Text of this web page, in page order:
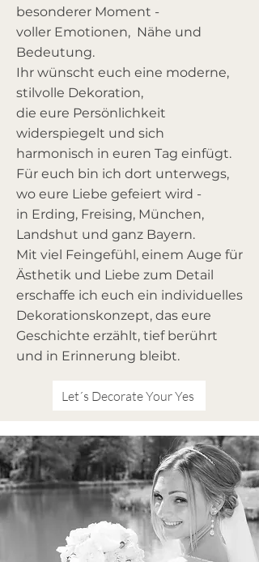
besonderer Moment -
voller Emotionen, Nähe und
Bedeutung.
Ihr wünscht euch eine moderne,
stilvolle Dekoration,
die eure Persönlichkeit
widerspiegelt und sich
harmonisch in euren Tag einfügt.
Für euch bin ich dort unterwegs,
wo eure Liebe gefeiert wird -
in Erding, Freising, München,
Landshut und ganz Bayern.
Mit viel Feingefühl, einem Auge für
Ästhetik und Liebe zum Detail
erschaffe ich euch ein individuelles
Dekorationskonzept, das eure
Geschichte erzählt, tief berührt
und in Erinnerung bleibt.
Let´s Decorate Your Yes